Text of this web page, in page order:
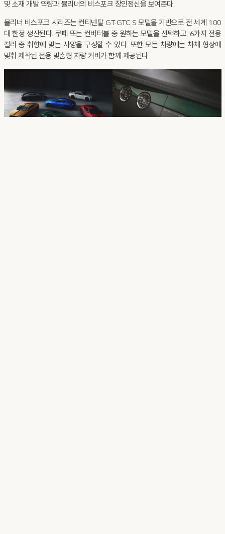
및 소재 개발 역량과 뮬리너의 비스포크 장인정신을 보여준다.
뮬리너 비스포크 시리즈는 컨티넨탈 GT·GTC S 모델을 기반으로 전 세계 100
대 한정 생산된다. 쿠페 또는 컨버터블 중 원하는 모델을 선택하고, 6가지 전용
컬러 중 취향에 맞는 사양을 구성할 수 있다. 또한 모든 차량에는 차체 형상에
맞춰 제작된 전용 맞춤형 차량 커버가 함께 제공된다.